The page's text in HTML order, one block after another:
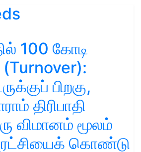
100 கோடி
(Turnover):
பிறகு,
திரிபாதி
விமானம் மூலம்
கொண்டு